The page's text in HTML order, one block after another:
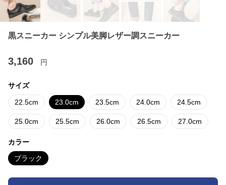
黒スニーカー シンプル美脚レザー調スニーカー
3,160 円
サイズ
22.5cm 23.0cm 23.5cm 24.0cm 24.5cm
25.0cm 25.5cm 26.0cm 26.5cm 27.0cm
カラー
ブラック